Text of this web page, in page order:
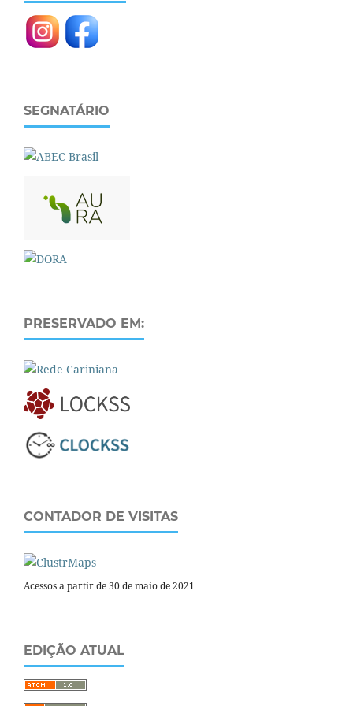
SEGNATÁRIO
PRESERVADO EM:
CONTADOR DE VISITAS
Acessos a partir de 30 de maio de 2021
EDIÇÃO ATUAL